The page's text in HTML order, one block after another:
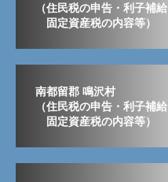
（住民税の申告・利子補給
固定資産税の内容等）
南都留郡 鳴沢村
（住民税の申告・利子補給
固定資産税の内容等）